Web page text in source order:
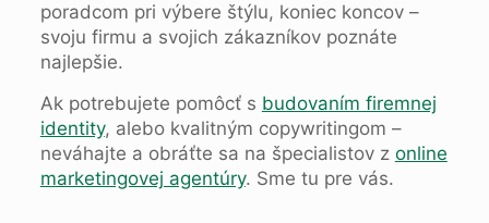
poradcom pri výbere štýlu, koniec koncov –
svoju firmu a svojich zákazníkov poznáte
najlepšie.
Ak potrebujete pomôcť s budovaním firemnej
identity, alebo kvalitným copywritingom –
neváhajte a obráťte sa na špecialistov z online
marketingovej agentúry. Sme tu pre vás.